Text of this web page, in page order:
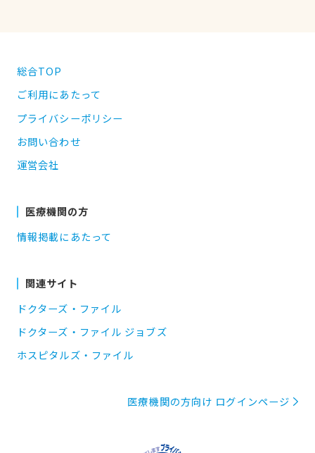
総合TOP
ご利用にあたって
プライバシーポリシー
お問い合わせ
運営会社
医療機関の方
情報掲載にあたって
関連サイト
ドクターズ・ファイル
ドクターズ・ファイル ジョブズ
ホスピタルズ・ファイル
医療機関の方向け ログインページ